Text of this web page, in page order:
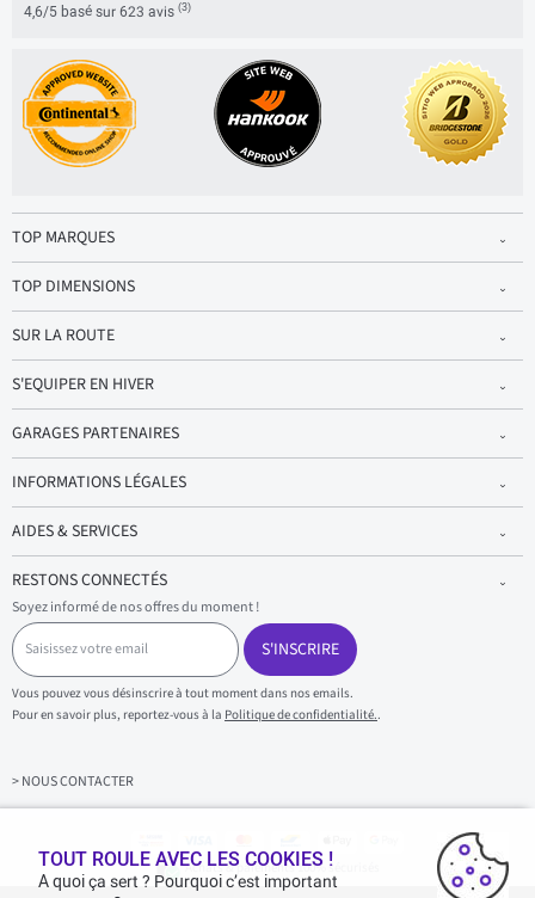
4,6/5 basé sur 623 avis (3)
TOP MARQUES
TOP DIMENSIONS
SUR LA ROUTE
S'EQUIPER EN HIVER
GARAGES PARTENAIRES
INFORMATIONS LÉGALES
AIDES & SERVICES
RESTONS CONNECTÉS
Soyez informé de nos offres du moment !
S
a
i
s
i
s
z
v
S'INSCRIRE
Vous pouvez vous désinscrire à tout moment dans nos emails.
Pour en savoir plus, reportez-vous à la Politique de confidentialité..
> NOUS CONTACTER
Achats & paiements 100% sécurisés
TOUT ROULE AVEC LES COOKIES !
A quoi ça sert ? Pourquoi c’est important